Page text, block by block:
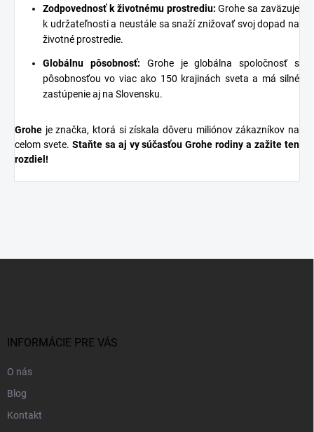
Zodpovednosť k životnému prostrediu: Grohe sa zaväzuje
k udržateľnosti a neustále sa snaží znižovať svoj dopad na
životné prostredie.
Globálnu pôsobnosť: Grohe je globálna spoločnosť s
pôsobnosťou vo viac ako 150 krajinách sveta a má silné
zastúpenie aj na Slovensku.
Grohe je značka, ktorá si získala dôveru miliónov zákazníkov na
celom svete. Staňte sa aj vy súčasťou Grohe rodiny a zažite ten
rozdiel!
INFORMÁCIE PRE VÁS
O nás
Blog
Kontakt